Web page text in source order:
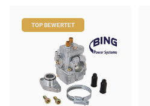
TOP BEWERTET